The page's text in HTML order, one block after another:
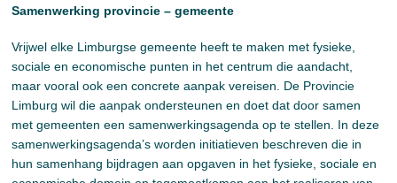
Samenwerking provincie – gemeente
Vrijwel elke Limburgse gemeente heeft te maken met fysieke,
sociale en economische punten in het centrum die aandacht,
maar vooral ook een concrete aanpak vereisen. De Provincie
Limburg wil die aanpak ondersteunen en doet dat door samen
met gemeenten een samenwerkingsagenda op te stellen. In deze
samenwerkingsagenda’s worden initiatieven beschreven die in
hun samenhang bijdragen aan opgaven in het fysieke, sociale en